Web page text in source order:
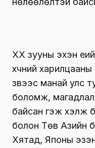
ХХ зууны эхэн
хүчний
үзвээс манай улс
боломж, магадлал
байсан гэж хэлж
болон Төв Азийн
Хятад, Японы